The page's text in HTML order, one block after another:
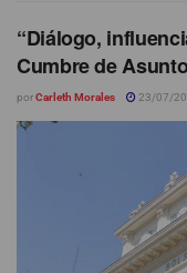
“Diálogo,
Cumbre de
porCarleth Morales 23/07/